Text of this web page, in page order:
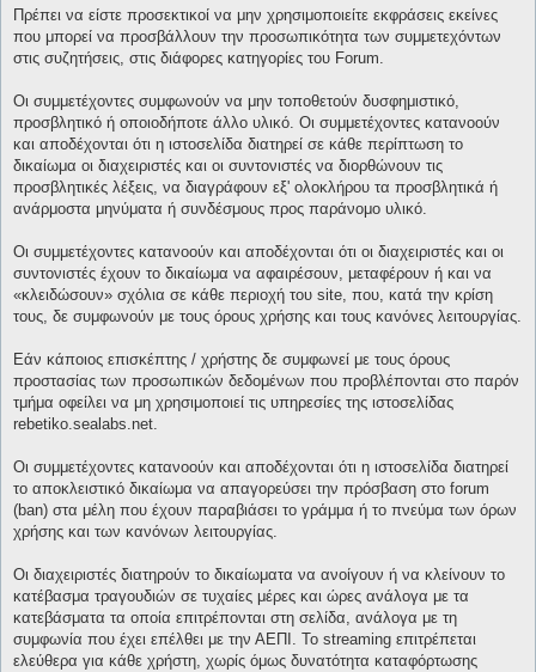
Πρέπει να είστε προσεκτικοί να μην χρησιμοποιείτε εκφράσεις εκείνες
που μπορεί να προσβάλλουν την προσωπικότητα των συμμετεχόντων
στις συζητήσεις, στις διάφορες κατηγορίες του Forum.
Οι συμμετέχοντες συμφωνούν να μην τοποθετούν δυσφημιστικό,
προσβλητικό ή οποιοδήποτε άλλο υλικό. Οι συμμετέχοντες κατανοούν
και αποδέχονται ότι η ιστοσελίδα διατηρεί σε κάθε περίπτωση το
δικαίωμα οι διαχειριστές και οι συντονιστές να διορθώνουν τις
προσβλητικές λέξεις, να διαγράφουν εξ' ολοκλήρου τα προσβλητικά ή
ανάρμοστα μηνύματα ή συνδέσμους προς παράνομο υλικό.
Οι συμμετέχοντες κατανοούν και αποδέχονται ότι οι διαχειριστές και οι
συντονιστές έχουν το δικαίωμα να αφαιρέσουν, μεταφέρουν ή και να
«κλειδώσουν» σχόλια σε κάθε περιοχή του site, που, κατά την κρίση
τους, δε συμφωνούν με τους όρους χρήσης και τους κανόνες λειτουργίας.
Εάν κάποιος επισκέπτης / χρήστης δε συμφωνεί με τους όρους
προστασίας των προσωπικών δεδομένων που προβλέπονται στο παρόν
τμήμα οφείλει να μη χρησιμοποιεί τις υπηρεσίες της ιστοσελίδας
rebetiko.sealabs.net.
Οι συμμετέχοντες κατανοούν και αποδέχονται ότι η ιστοσελίδα διατηρεί
το αποκλειστικό δικαίωμα να απαγορεύσει την πρόσβαση στο forum
(ban) στα μέλη που έχουν παραβιάσει το γράμμα ή το πνεύμα των όρων
χρήσης και των κανόνων λειτουργίας.
Οι διαχειριστές διατηρούν το δικαίωματα να ανοίγουν ή να κλείνουν το
κατέβασμα τραγουδιών σε τυχαίες μέρες και ώρες ανάλογα με τα
κατεβάσματα τα οποία επιτρέπονται στη σελίδα, ανάλογα με τη
συμφωνία που έχει επέλθει με την ΑΕΠΙ. Το streaming επιτρέπεται
ελεύθερα για κάθε χρήστη, χωρίς όμως δυνατότητα καταφόρτωσης